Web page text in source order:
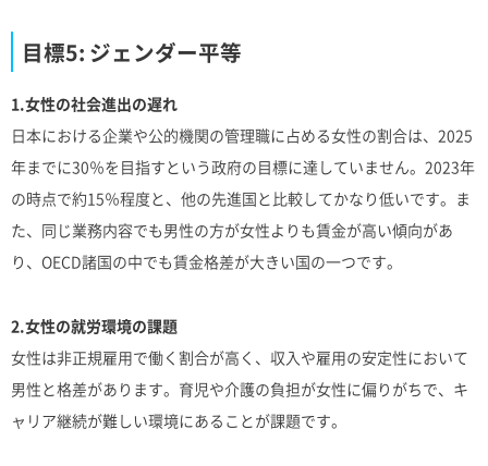
目標5: ジェンダー平等
1.女性の社会進出の遅れ
日本における企業や公的機関の管理職に占める女性の割合は、2025
年までに30％を目指すという政府の目標に達していません。2023年
の時点で約15％程度と、他の先進国と比較してかなり低いです。ま
た、同じ業務内容でも男性の方が女性よりも賃金が高い傾向があ
り、OECD諸国の中でも賃金格差が大きい国の一つです。
2.女性の就労環境の課題
女性は非正規雇用で働く割合が高く、収入や雇用の安定性において
男性と格差があります。育児や介護の負担が女性に偏りがちで、キ
ャリア継続が難しい環境にあることが課題です。